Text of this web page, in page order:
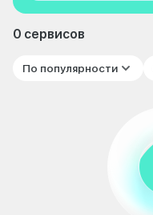
0 сервисов
По популярности